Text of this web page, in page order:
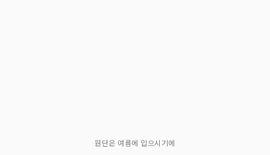
원단은 여름에 입으시기에